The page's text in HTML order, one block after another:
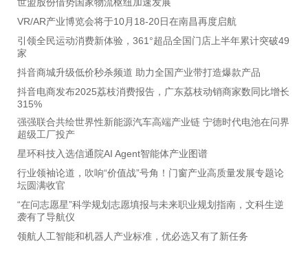
VR/AR产业博览会将于10月18-20日在南昌再度启航
引领全民运动消费新体验，361°超品全国门店上半年累计突破49
家
抖音商城升级低价秒杀频道 助力全国产业带打造爆款产品
抖音电商发布2025荔枝消费报告，广东荔枝动销商家数同比增长
315%
强强联合共绘世界性新能源汽车高端产业链 宁德时代电池在问界
超级工厂投产
星环科技入选信通院AI Agent智能体产业图谱
行业领袖论道，吹响“价值战”号角！门窗产业高质量发展专题论
坛圆满收官
“在问志愿星”科学规划志愿填报与未来职业规划指南，文科生逆
袭有了导航仪
领航人工智能和机器人产业标准，优必选又有了新任务